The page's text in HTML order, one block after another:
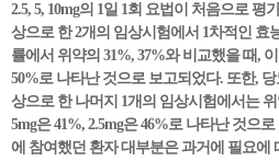
2.5, 5, 10mg의 1일 1회 요법이 처음으로 평
상으로 한 2개의 임상시험에서 1차적인 효
률에서 위약의 31%, 37%와 비교했을 때,
50%로 나타난 것으로 보고되었다. 또한,
상으로 한 나머지 1개의 임상시험에서는
5mg은 41%, 2.5mg은 46%로 나타난 것으
에 참여했던 환자 대부분은 과거에 필요에